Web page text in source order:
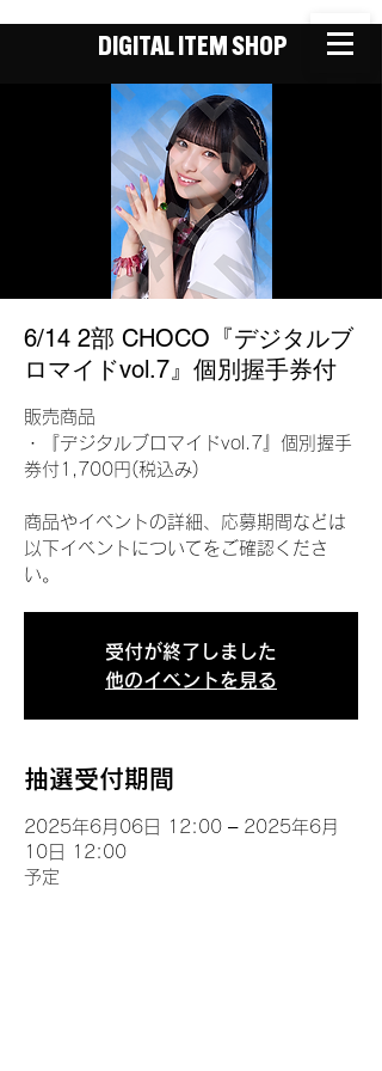
DIGITAL ITEM SHOP
6/14 2部 CHOCO『デジタルブ
ロマイドvol.7』個別握手券付
販売商品
・『デジタルブロマイドvol.7』個別握手
券付1,700円(税込み)
商品やイベントの詳細、応募期間などは
以下イベントについてをご確認くださ
い。
受付が終了しました
他のイベントを見る
抽選受付期間
2025年6月06日 12:00 – 2025年6月
10日 12:00
予定